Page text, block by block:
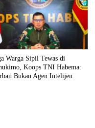
Warga Sipil Tewas di
Koops TNI Habema:
Bukan Agen Intelijen